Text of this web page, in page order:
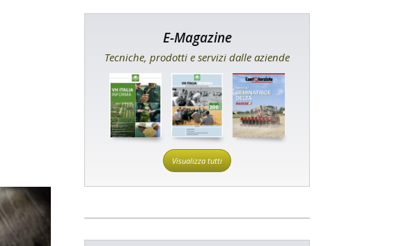
E-Magazine
Tecniche, prodotti e servizi dalle aziende
Visualizza tutti